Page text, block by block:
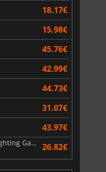
18.17€
15.98€
45.76€
42.99€
44.73€
31.07€
43.97€
Avatar Legends The Fighting Game 26.82€